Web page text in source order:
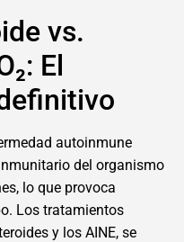
vs.
El
autoinmune
del organismo
lo que provoca
Los tratamientos
y los AINE, se